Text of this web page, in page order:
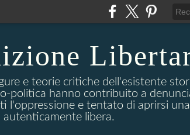
e teorie critiche dell'esistente
politica hanno contribuito a
l'oppressione e tentato di aprirsi
autenticamente libera.